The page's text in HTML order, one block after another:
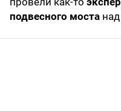
подвесного моста